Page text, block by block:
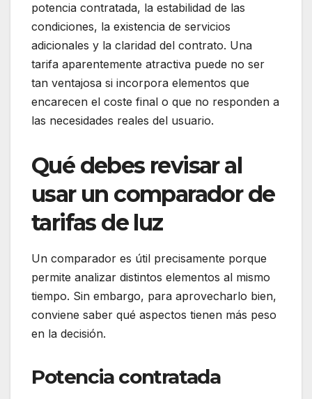
potencia contratada, la estabilidad de las
condiciones, la existencia de servicios
adicionales y la claridad del contrato. Una
tarifa aparentemente atractiva puede no ser
tan ventajosa si incorpora elementos que
encarecen el coste final o que no responden a
las necesidades reales del usuario.
Qué debes revisar al
usar un comparador de
tarifas de luz
Un comparador es útil precisamente porque
permite analizar distintos elementos al mismo
tiempo. Sin embargo, para aprovecharlo bien,
conviene saber qué aspectos tienen más peso
en la decisión.
Potencia contratada